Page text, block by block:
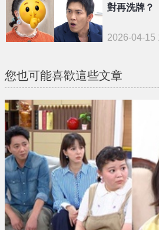
對再洗牌？
2026-04-15
您也可能喜歡這些文章